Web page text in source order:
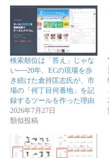
検索順位は「答え」じゃな
い──20年、ECの現場を歩
き続けた倉持匡志氏が、市
場の「何丁目何番地」を記
録するツールを作った理由
2026年7月27日
類似投稿